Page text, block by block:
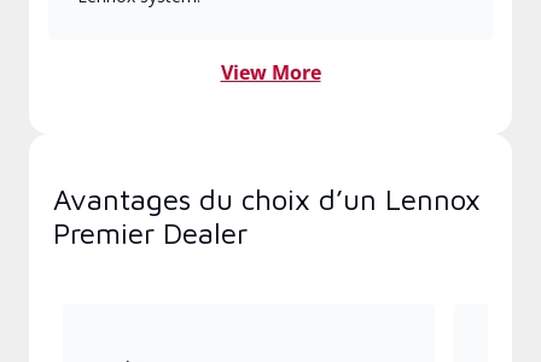
View More
Avantages du choix d’un Lennox
Premier Dealer